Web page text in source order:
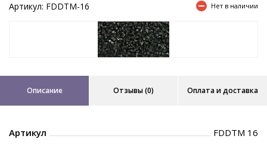
Артикул: FDDTM-16 Нет в наличии
Описание Отзывы (0) Оплата и доставка
Артикул FDDTM 16